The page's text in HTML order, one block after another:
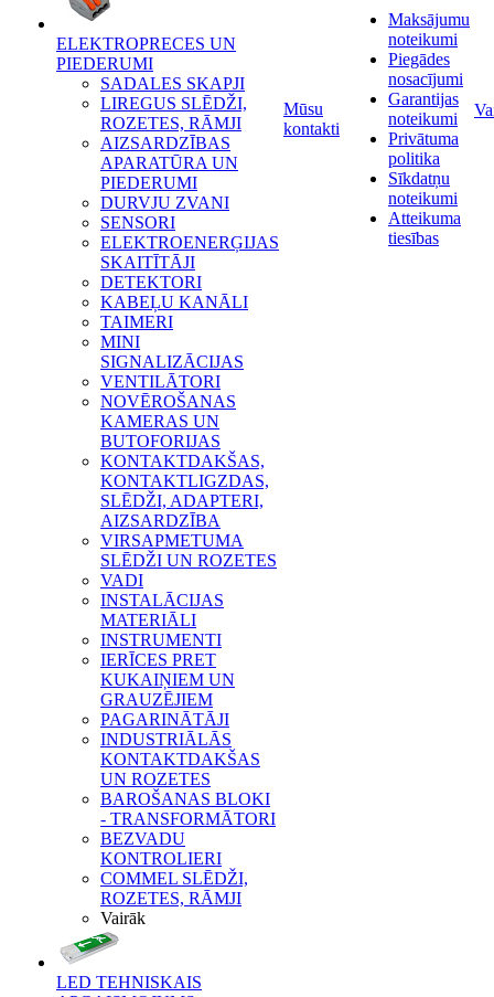
ELEKTROPRECES UN
PIEDERUMI
SADALES SKAPJI
LIREGUS SLĒDŽI,
ROZETES, RĀMJI
AIZSARDZĪBAS
APARATŪRA UN
PIEDERUMI
DURVJU ZVANI
SENSORI
ELEKTROENERĢIJAS
SKAITĪTĀJI
DETEKTORI
KABEĻU KANĀLI
TAIMERI
MINI
SIGNALIZĀCIJAS
VENTILĀTORI
NOVĒROŠANAS
KAMERAS UN
BUTOFORIJAS
KONTAKTDAKŠAS,
KONTAKTLIGZDAS,
SLĒDŽI, ADAPTERI,
AIZSARDZĪBA
VIRSAPMETUMA
SLĒDŽI UN ROZETES
VADI
INSTALĀCIJAS
MATERIĀLI
INSTRUMENTI
IERĪCES PRET
KUKAIŅIEM UN
GRAUZĒJIEM
PAGARINĀTĀJI
INDUSTRIĀLĀS
KONTAKTDAKŠAS
UN ROZETES
BAROŠANAS BLOKI
- TRANSFORMĀTORI
BEZVADU
KONTROLIERI
COMMEL SLĒDŽI,
ROZETES, RĀMJI
Vairāk
LED TEHNISKAIS
Mūsu
kontakti
Maksājumu
noteikumi
Piegādes
nosacījumi
Garantijas
noteikumi
Privātuma
politika
Sīkdatņu
noteikumi
Atteikuma
tiesības